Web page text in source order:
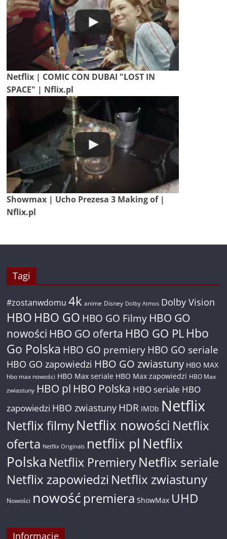
Netflix | COMIC CON DUBAI "LOST IN
SPACE" | Nflix.pl
Showmax | Ucho Prezesa 3 Making of |
Nflix.pl
Tagi
#zostanwdomu 4k anime Disney Dolby Atmos Dolby Vision
HBO HBO GO HBO GO Filmy HBO GO
nowości HBO GO oferta HBO GO PL Hbo
Go Polska HBO GO premiery HBO GO seriale
HBO GO zapowiedzi HBO GO zwiastuny HBO MAX
hbo max nowości HBO Max seriale HBO Max zapowiedzi HBO Max
zwiastuny HBO pl HBO Polska HBO seriale HBO
zapowiedzi HBO zwiastuny HDR IMDb Netflix
Netflix filmyNetflix nowości Netflix
oferta Netflix Originals netflix pl Netflix
Polska Netflix PremieryNetflix seriale
Netflix zapowiedzi Netflix zwiastuny
Nowości nowość premiera ShowMax UHD
Informacje